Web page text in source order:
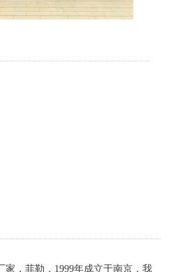
，菲勒，1999年成立于南京，我